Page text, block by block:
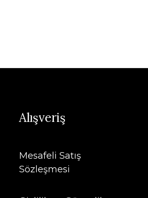
Alışveriş
Mesafeli Satış
Sözleşmesi